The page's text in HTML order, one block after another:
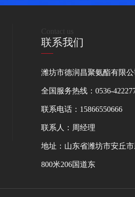
Contact us
联系我们
潍坊市德润昌聚氨酯有限公
全国服务热线：0536-
联系电话：15866550666
联系人：周经理
地址：山东省潍坊市安丘
800米206国道东